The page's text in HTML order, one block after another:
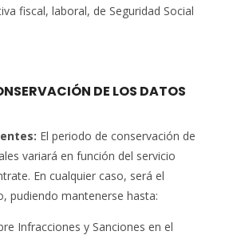
fiscal, laboral, de Seguridad Social
DE LOS DATOS
El periodo de conservación de
variará en función del servicio
En cualquier caso, será el
pudiendo mantenerse hasta:
Infracciones y Sanciones en el